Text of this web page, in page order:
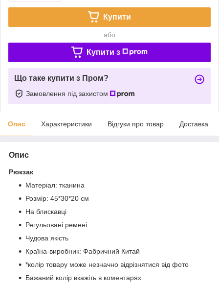
Купити
або
Купити з
Що таке купити з Пром?
Замовлення під захистом
Опис Характеристики Відгуки про товар Доставка
Опис
Рюкзак
Матеріал: тканина
Розмір: 45*30*20 см
На блискавці
Регульовані ремені
Чудова якість
Країна-виробник: Фабричний Китай
*колір товару може незначно відрізнятися від фото
Бажаний колір вкажіть в коментарях